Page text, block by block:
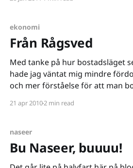
dagens och morgondagens lektion.
ekonomi
Från Rågsved
Med tanke på hur bostadsläget
hade jag väntat mig mindre
och mer förståelse för att man
märker jag dock att detta inte helt
21 apr 20102 min read
naseer
Bu Naseer, buuuu!